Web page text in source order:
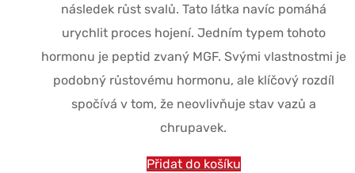
následek růst svalů. Tato látka navíc pomáhá
urychlit proces hojení. Jedním typem tohoto
hormonu je peptid zvaný MGF. Svými vlastnostmi je
podobný růstovému hormonu, ale klíčový rozdíl
spočívá v tom, že neovlivňuje stav vazů a
chrupavek.
Přidat do košíku